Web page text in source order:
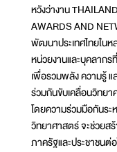
หวังว่างาน
AWARDS AND
พัฒนาประเทศไทยใน
หน่วยงานและบุคลาก
เพื่อรวมพลัง ความรู้
ร่วมกันขับเคลื่อนวิทยา
โดยความร่วมมือกันระ
วิทยาศาสตร์ จะช่วยส
ภาครัฐและประชาชนต่